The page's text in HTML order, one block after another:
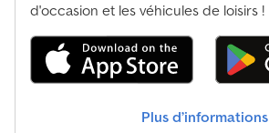
d'occasion et les véhicules de loisirs !
Plus d’informations